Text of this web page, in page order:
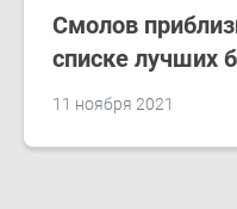
11 ноября 2021
Смолов
списке лучших